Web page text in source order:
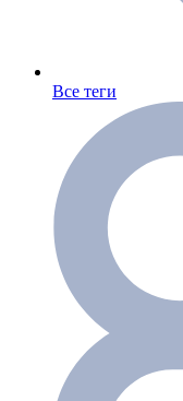
Все теги